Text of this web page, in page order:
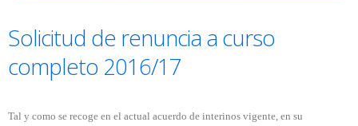
Solicitud de renuncia a curso
completo 2016/17
Tal y como se recoge en el actual acuerdo de interinos vigente, en su